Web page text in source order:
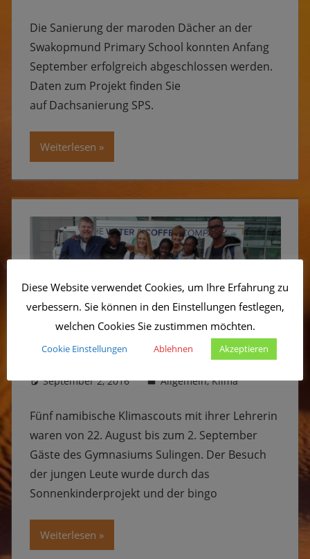
Die Sanierung der maroden Dächer an der
Swakopmund Primary School konnten Anfang
September erfolgreich abgeschlossen werden.
Daten zum Projekt finden Sie
auf Dachsanierung SPS.
Weiterlesen
Fünf namibische Klimascouts in
September 2, 2016 Kevin
Allgemein,Klima
Fünf namibische Klimascouts mit ihrer Lehrerin
waren von 22. August bis zum 2. September
Gäste des Gymnasiums Sulingen. Der Besuch
der jungen Leute wurde durch das
Sonnenkinderprojekt und der bingo
Weiterlesen
Diese Website verwendet Cookies, um Ihre Erfahrung zu
verbessern. Sie können in den Einstellungen festlegen,
welchen Cookies Sie zustimmen möchten.
Cookie Einstellungen Ablehnen Akzeptieren